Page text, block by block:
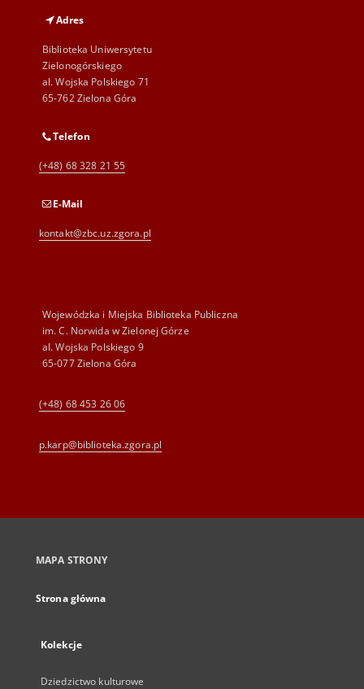
Adres
Biblioteka Uniwersytetu
Zielonogórskiego
al. Wojska Polskiego 71
65-762 Zielona Góra
Telefon
(+48) 68 328 21 55
E-Mail
kontakt@zbc.uz.zgora.pl
Wojewódzka i Miejska Biblioteka Publiczna
im. C. Norwida w Zielonej Górze
al. Wojska Polskiego 9
65-077 Zielona Góra
(+48) 68 453 26 06
p.karp@biblioteka.zgora.pl
MAPA STRONY
Strona główna
Kolekcje
Dziedzictwo kulturowe